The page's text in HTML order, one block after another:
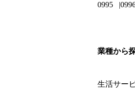
0995
業種から
生活サー